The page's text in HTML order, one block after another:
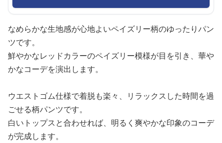
なめらかな生地感が心地よいペイズリー柄のゆったりパン
ツです。
鮮やかなレッドカラーのペイズリー模様が目を引き、華や
かなコーデを演出します。
ウエストゴム仕様で着脱も楽々、リラックスした時間を過
ごせる柄パンツです。
白いトップスと合わせれば、明るく爽やかな印象のコーデ
が完成します。